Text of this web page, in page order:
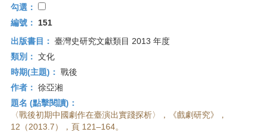
勾選：
編號：
151
出版書目： 臺灣史研究文獻類目 2013 年度
類別： 文化
時期(主題)： 戰後
作者： 徐亞湘
題名 (點擊閱讀)：
〈戰後初期中國劇作在臺演出實踐探析〉，《戲劇研究》，
12（2013.7），頁 121–164。